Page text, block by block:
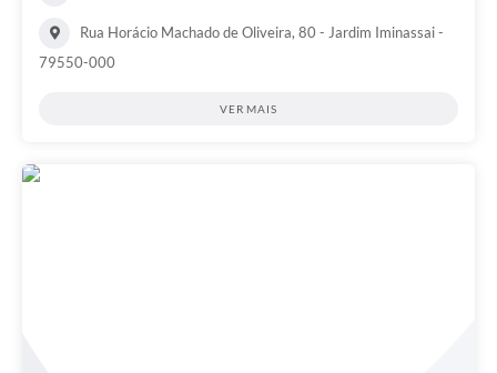
Rua Horácio Machado de Oliveira, 80 - Jardim Iminassai -
79550-000
VER MAIS